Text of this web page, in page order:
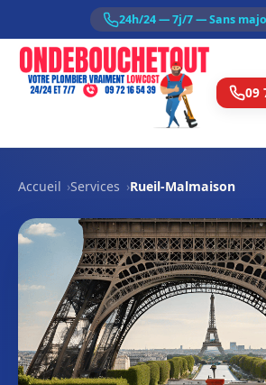
24h/24 — 7j/7 — Sans
09
Accueil Services Rueil-Malmaison